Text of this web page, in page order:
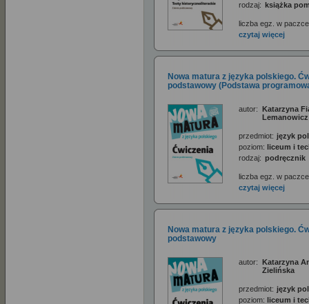
rodzaj: książka
liczba egz. w
czytaj więcej
Nowa matura z języka polskiego.
podstawowy (Podstawa
autor: Katarzyna
Lemanowicz
przedmiot: język
poziom: liceum i
rodzaj: podręcznik
liczba egz. w
czytaj więcej
Nowa matura z języka polskiego.
podstawowy
autor: Katarzyna
Zielińska
przedmiot: język
poziom: liceum i